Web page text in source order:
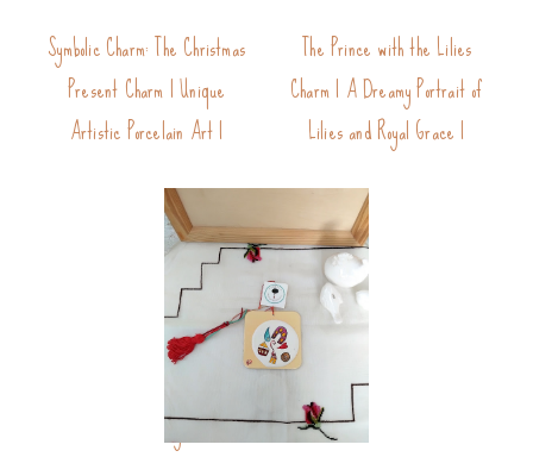
Symbolic Charm: The Christmas
Present Charm | Unique
Artistic Porcelain Art |
The Prince with the Lilies
Charm | A Dreamy Portrait of
Lilies and Royal Grace |
Symbols Charm | One of a Kind